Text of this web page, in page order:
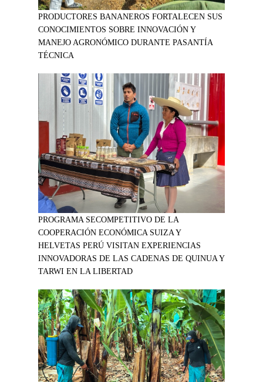
PRODUCTORES BANANEROS FORTALECEN SUS
CONOCIMIENTOS SOBRE INNOVACIÓN Y
MANEJO AGRONÓMICO DURANTE PASANTÍA
TÉCNICA
PROGRAMA SECOMPETITIVO DE LA
COOPERACIÓN ECONÓMICA SUIZA Y
HELVETAS PERÚ VISITAN EXPERIENCIAS
INNOVADORAS DE LAS CADENAS DE QUINUA Y
TARWI EN LA LIBERTAD